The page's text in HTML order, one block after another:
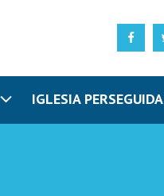
IGLESIA PERSEGUIDA